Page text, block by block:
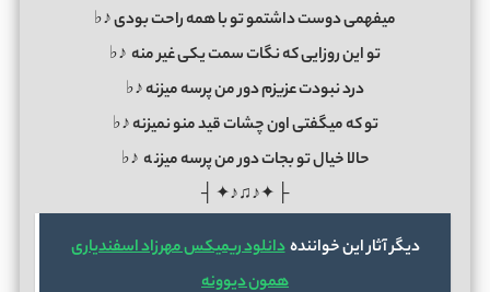
میفهمی دوست داشتمو تو با همه راحت بودی ♪♭
تو این روزایی که نگات سمت یکی غیر منه ♪♭
درد نبودت عزیزم دور من پرسه میزنه ♪♭
تو که میگفتی اون چشات قید منو نمیزنه ♪♭
حالا خیال تو بجات دور من پرسه میزنه ♪♭
├ ✦♪♫♪✦ ┤
دیگر آثار این خوانندهدانلود ریمیکس مهرزاد اسفندیاری
همون دیوونه